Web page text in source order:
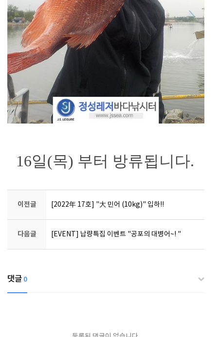
16일(목) 부터 방류됩니다.
이전글 [2022年 17호] "大 민어 (10kg)" 입하!!
다음글 [EVENT] 납량특집 이벤트 "공포의 대병어~! "
댓글 0